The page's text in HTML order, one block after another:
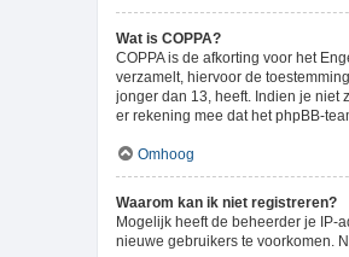
Wat is COPPA?
COPPA is de afkorting voor het
verzamelt, hiervoor de
jonger dan 13, heeft. Indien je niet
er rekening mee dat het phpBB-
Omhoog
Waarom kan ik niet registreren?
Mogelijk heeft de beheerder je IP-
nieuwe gebruikers te voorkomen.